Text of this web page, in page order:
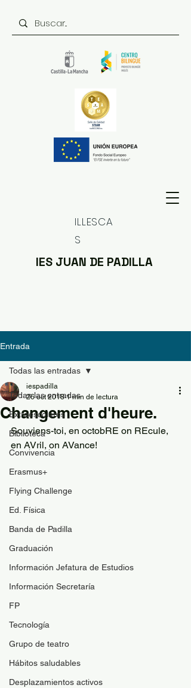
ILLESCA
S
IES JUAN DE PADILLA
Entrada
Todas las entradas
Extraescolares
Biblioteca
Convivencia
Erasmus+
Flying Challenge
Ed. Física
Banda de Padilla
Graduación
Información Jefatura de Estudios
Información Secretaría
FP
Tecnología
Grupo de teatro
Hábitos saludables
Desplazamientos activos
Todas las entradas
Changement d'heure.
iespadilla
26 oct 2018 1 min de lectura
Souviens-toi, en octobRE on REcule,
en AVril, on AVance!